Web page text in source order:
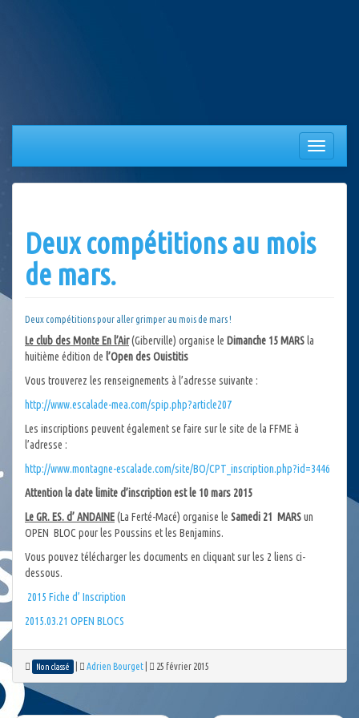
Afficher/
la
Deux compétitions au mois
de mars.
Deux compétitions pour aller grimper au mois de mars !
Le club des Monte En l’Air(Giberville) organise le Dimanche 15 MARS la
huitième édition de l’Open des Ouistitis
Vous trouverez les renseignements à l’adresse suivante :
http://www.escalade-mea.com/spip.php?article207
Les inscriptions peuvent également se faire sur le site de la FFME à
l’adresse :
http://www.montagne-escalade.com/site/BO/CPT_inscription.php?id=3446
Attention la date limite d’inscription est le 10 mars 2015
Le GR. ES. d’ ANDAINE(La Ferté-Macé) organise le Samedi 21 MARSun
OPEN BLOC pour les Poussins et les Benjamins.
Vous pouvez télécharger les documents en cliquant sur les 2 liens ci-
dessous.
2015 Fiche d’ Inscription
2015.03.21 OPEN BLOCS
Non classé Adrien Bourget 25 février 2015